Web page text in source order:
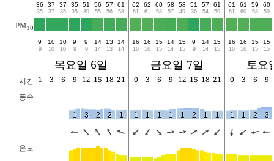
36
35
37
37
37
35
35
35
51
39
56
55
57
56
61
58
62
61
62
61
60
58
58
57
58
49
51
36
57
54
61
59
61
61
61
60
59
58
60
59
PM10
9
9
10
10
10
10
9
9
9
9
14
14
13
13
14
14
16
16
16
16
15
15
14
14
15
15
9
9
14
14
15
15
16
16
16
16
15
15
15
15
목요일 6일 금요일 7일 토요
시간 1 3 6 9 12 15 18 21 0 3 6 9 12 15 18 21 0 3 6
9
풍속
1 3 2 2 1 1 1 1 1 1 2 1 1 1 1 2 3
온도